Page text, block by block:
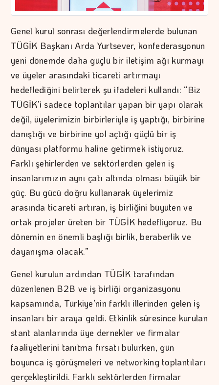
Genel kurul sonrası değerlendirmelerde bulunan
TÜGİK Başkanı Arda Yurtsever, konfederasyonun
yeni dönemde daha güçlü bir iletişim ağı kurmayı
ve üyeler arasındaki ticareti artırmayı
hedeflediğini belirterek şu ifadeleri kullandı: “Biz
TÜGİK’i sadece toplantılar yapan bir yapı olarak
değil, üyelerimizin birbirleriyle iş yaptığı, birbirine
danıştığı ve birbirine yol açtığı güçlü bir iş
dünyası platformu haline getirmek istiyoruz.
Farklı şehirlerden ve sektörlerden gelen iş
insanlarımızın aynı çatı altında olması büyük bir
güç. Bu gücü doğru kullanarak üyelerimiz
arasında ticareti artıran, iş birliğini büyüten ve
ortak projeler üreten bir TÜGİK hedefliyoruz. Bu
dönemin en önemli başlığı birlik, beraberlik ve
dayanışma olacak.”
Genel kurulun ardından TÜGİK tarafından
düzenlenen B2B ve iş birliği organizasyonu
kapsamında, Türkiye’nin farklı illerinden gelen iş
insanları bir araya geldi. Etkinlik süresince kurulan
stant alanlarında üye dernekler ve firmalar
faaliyetlerini tanıtma fırsatı bulurken, gün
boyunca iş görüşmeleri ve networking toplantıları
gerçekleştirildi. Farklı sektörlerden firmalar